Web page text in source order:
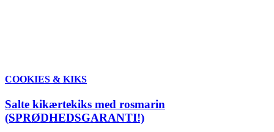
COOKIES & KIKS
Salte kikærtekiks med rosmarin
(SPRØDHEDSGARANTI!)